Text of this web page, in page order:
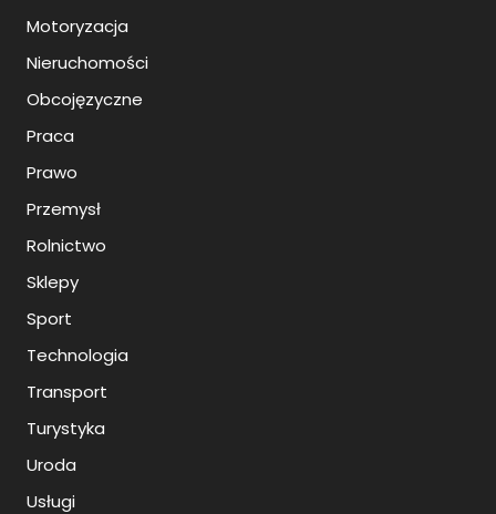
Motoryzacja
Nieruchomości
Obcojęzyczne
Praca
Prawo
Przemysł
Rolnictwo
Sklepy
Sport
Technologia
Transport
Turystyka
Uroda
Usługi